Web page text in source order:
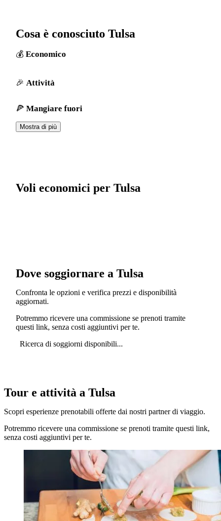
Cosa è conosciuto Tulsa
Economico
Attività
Mangiare fuori
Mostra di più
Voli economici per Tulsa
Dove soggiornare a Tulsa
Confronta le opzioni e verifica prezzi e disponibilità
aggiornati.
Potremmo ricevere una commissione se prenoti tramite
questi link, senza costi aggiuntivi per te.
Ricerca di soggiorni disponibili...
Tour e attività a Tulsa
Scopri esperienze prenotabili offerte dai nostri partner di viaggio.
Potremmo ricevere una commissione se prenoti tramite questi link,
senza costi aggiuntivi per te.